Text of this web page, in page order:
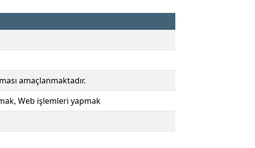
amaçlanmaktadır.
Web işlemleri yapmak